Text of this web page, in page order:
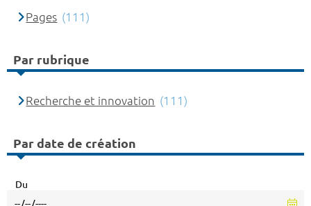
Pages (111)
Par rubrique
Recherche et innovation (111)
Par date de création
Du